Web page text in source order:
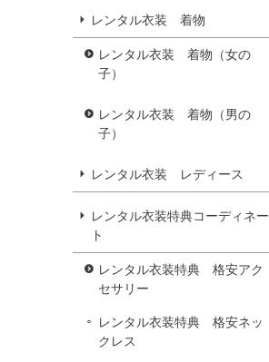
レンタル衣装 着物
レンタル衣装 着物（女の
子）
レンタル衣装 着物（男の
子）
レンタル衣装 レディース
レンタル衣装特典コーディネー
ト
レンタル衣装特典 格安アク
セサリー
レンタル衣装特典 格安ネッ
クレス